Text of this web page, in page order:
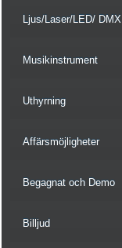
Ljus/Laser/LED/ DMX
Musikinstrument
Uthyrning
Affärsmöjligheter
Begagnat och Demo
Billjud